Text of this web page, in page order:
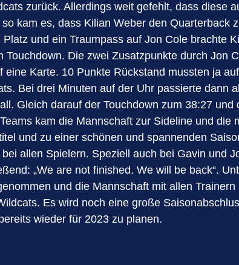
zurück. Allerdings weit gefehlt, dass diese
kam es, dass Kilian Weber den Quarterback
und ein Traumpass auf Jon Cole brachte
Die zwei Zusatzpunkte durch Jon
Karte. 10 Punkte Rückstand mussten ja
Bei drei Minuten auf der Uhr passierte dann
Gleich darauf der Touchdown zum 38:27
kam die Mannschaft zur Sideline und die
und zu einer schönen und spannenden
allen Spielern. Speziell auch bei Gavin und
„We are not finished. We will be back“.
und die Mannschaft mit allen
Es wird noch eine große
wieder für 2023 zu planen.